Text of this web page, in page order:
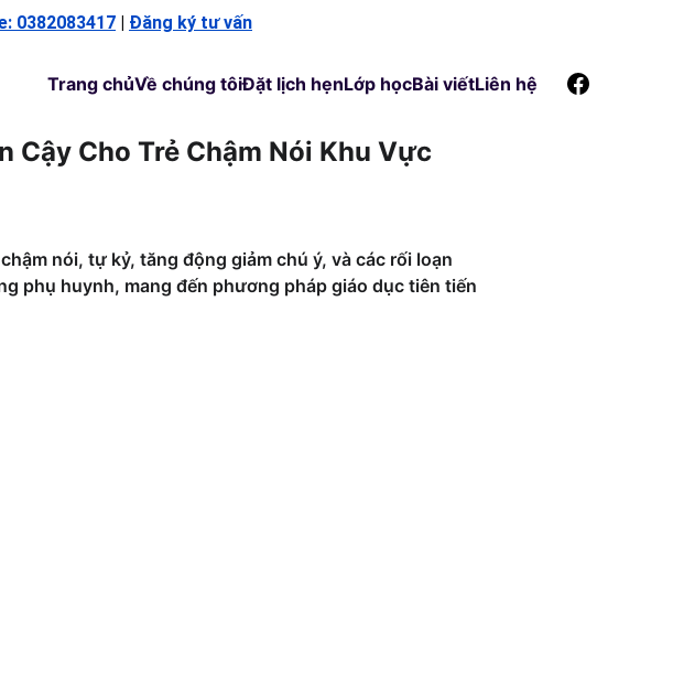
0382083417 | Đăng ký tư vấn
Trang chủVề chúng tôiĐặt lịch hẹnLớp họcBài viếtLiên hệ
Cậy Cho Trẻ Chậm Nói Khu Vực
nói, tự kỷ, tăng động giảm chú ý, và các rối loạn
phụ huynh, mang đến phương pháp giáo dục tiên tiến